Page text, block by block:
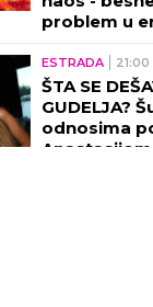
problem u
ESTRADA 21:00
ŠTA SE
GUDELJA?
odnosima